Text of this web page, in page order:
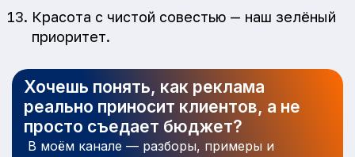
Красота с чистой совестью — наш зелёный
приоритет.
Хочешь понять, как реклама
реально приносит клиентов, а не
просто съедает бюджет?
В моём канале — разборы, примеры и